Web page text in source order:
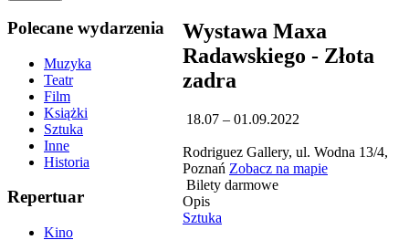
Polecane wydarzenia
Muzyka
Teatr
Film
Książki
Sztuka
Inne
Historia
Repertuar
Kino
Wystawa Maxa
Radawskiego - Złota
zadra
18.07 – 01.09.2022
Rodriguez Gallery, ul. Wodna 13/4,
Poznań Zobacz na mapie
Bilety darmowe
Opis
Sztuka